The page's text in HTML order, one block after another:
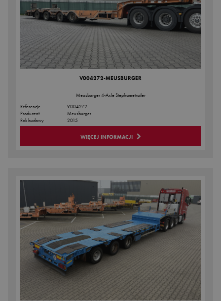
V004272-MEUSBURGER
Meusburger 4-Axle Stepframetrailer
Referencje
V004272
Producent
Meusburger
Rok budowy
2015
WIĘCEJ INFORMACJI